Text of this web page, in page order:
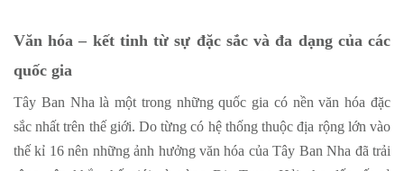
Văn hóa – kết tinh từ sự đặc sắc và đa dạng của các
quốc gia
Tây Ban Nha là một trong những quốc gia có nền văn hóa đặc
sắc nhất trên thế giới. Do từng có hệ thống thuộc địa rộng lớn vào
thế kỉ 16 nên những ảnh hưởng văn hóa của Tây Ban Nha đã trải